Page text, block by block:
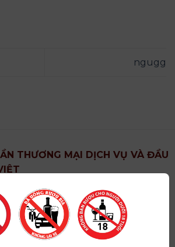
ngugg
THƯƠNG MẠI DỊCH VỤ VÀ ĐẦU
Hoài Đức, Thành Phố Hà Nội
Phố Liễu Giai, Phường Ngọc Hà,
do Sở Tài Chính Thành